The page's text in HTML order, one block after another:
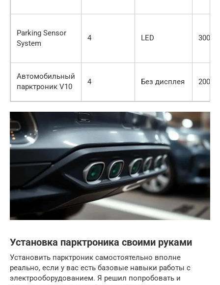
Parking Sensor
System
4 LED 3000
Автомобильный
парктроник V10
4 Без дисплея 2000
Установка парктроника своими руками
Установить парктроник самостоятельно вполне
реально, если у вас есть базовые навыки работы с
электрооборудованием. Я решил попробовать и